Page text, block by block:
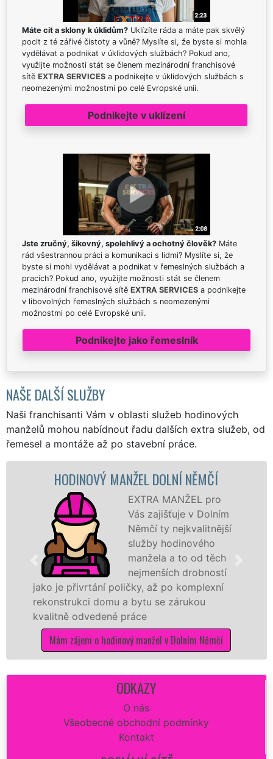
Máte cit a sklony k úklidům? Uklízíte ráda a máte pak skvělý
pocit z té zářivé čistoty a vůně? Myslíte si, že byste si mohla
vydělávat a podnikat v úklidových službách? Pokud ano,
využijte možnosti stát se členem mezinárodní franchisové
sítě EXTRA SERVICES a podnikejte v úklidových službách s
neomezenými možnostmi po celé Evropské unii.
Podnikejte v uklízení
Jste zručný, šikovný, spolehlivý a ochotný člověk? Máte
rád všestrannou práci a komunikaci s lidmi? Myslíte si, že
byste si mohl vydělávat a podnikat v řemeslných službách a
pracích? Pokud ano, využijte možnosti stát se členem
mezinárodní franchisové sítě EXTRA SERVICES a podnikejte
v libovolných řemeslných službách s neomezenými
možnostmi po celé Evropské unii.
Podnikejte jako řemeslník
NAŠE DALŠÍ SLUŽBY
Naši franchisanti Vám v oblasti služeb hodinových
manželů mohou nabídnout řadu dalších extra služeb, od
řemesel a montáže až po stavební práce.
MANŽEL DOLNÍ NĚMČÍ
EXTRA MANŽEL pro
Vás zajišťuje v Dolním
Němčí ty nejkvalitnější
služby hodinového
manžela a to od těch
nejmenších drobností
přivrtání poličky, až po komplexní
domu a bytu se zárukou
odvedené práce
zájem o hodinový manžel v Dolním Němčí
ODKAZY
O nás
Všeobecné obchodní podmínky